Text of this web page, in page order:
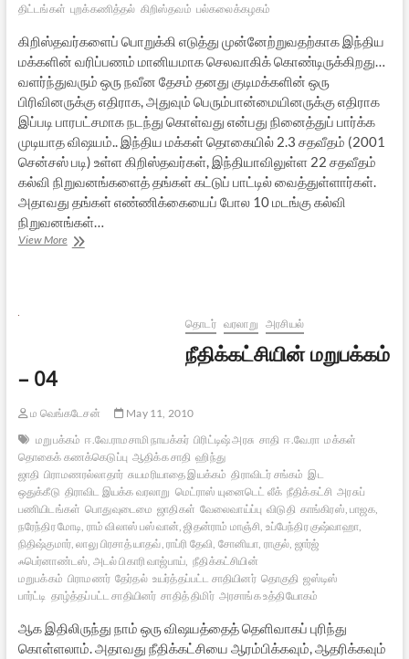
திட்டங்கள் புறக்கணித்தல் கிறிஸ்தவம் பல்கலைக்கழகம்
கிறிஸ்தவர்களைப் பொறுக்கி எடுத்து முன்னேற்றுவதற்காக இந்திய
மக்களின் வரிப்பணம் மானியமாக செலவாகிக் கொண்டிருக்கிறது…
வளர்ந்துவரும் ஒரு நவீன தேசம் தனது குடிமக்களின் ஒரு
பிரிவினருக்கு எதிராக, அதுவும் பெரும்பான்மையினருக்கு எதிராக
இப்படி பாரபட்சமாக நடந்து கொள்வது என்பது நினைத்துப் பார்க்க
முடியாத விஷயம்.. இந்திய மக்கள் தொகையில் 2.3 சதவீதம் (2001
சென்சஸ் படி) உள்ள கிறிஸ்தவர்கள், இந்தியாவிலுள்ள 22 சதவீதம்
கல்வி நிறுவனங்களைத் தங்கள் கட்டுப் பாட்டில் வைத்துள்ளார்கள்.
அதாவது தங்கள் எண்ணிக்கையைப் போல 10 மடங்கு கல்வி
நிறுவனங்கள்…
View Moreஇந்திய
தொடர் வரலாறு அரசியல்
நீதிக்கட்சியின் மறுபக்கம்
– 04
ம வெங்கடேசன்
May 11, 2010
மறுபக்கம் ஈ.வே.ராமசாமி நாயக்கர் பிரிட்டிஷ் அரசு சாதி ஈ.வே.ரா மக்கள்
தொகைக் கணக்கெடுப்பு ஆதிக்க சாதி ஹிந்து
ஜாதி பிராமணரல்லாதார் சுயமரியாதை இயக்கம் திராவிடர் சங்கம் இட
ஒதுக்கீடு திராவிட இயக்க வரலாறு மெட்ராஸ் யுனைடெட் லீக் நீதிக்கட்சி அரசுப்
பணியிடங்கள் பொதுவுடைமை ஜாதிகள் வேலைவாய்ப்பு விடுதி காங்கிரஸ், பாஜக,
நரேந்திர மோடி, ராம் விலாஸ் பஸ்வான், ஜிதன்ராம் மாஞ்சி, உப்பேந்திர குஷ்வாஹா,
நிதிஷ்குமார், லாலு பிரசாத் யாதவ், ராப்ரி தேவி, சோனியா, ராகுல், ஜார்ஜ்
ஃபெர்னாண்டஸ், அடல் பிகாரி வாஜ்பாய், நீதிக்கட்சியின்
மறுபக்கம் பிராமணர் தேர்தல் உயர்த்தப்பட்ட சாதியினர் தொகுதி ஜஸ்டிஸ்
பார்ட்டி தாழ்த்தப்பட்ட சாதியினர் சாதித் திமிர் அரசாங்க உத்தியோகம்
ஆக இதிலிருந்து நாம் ஒரு விஷயத்தைத் தெளிவாகப் புரிந்து
கொள்ளலாம். அதாவது நீதிக்கட்சியை ஆரம்பிக்கவும், ஆதரிக்கவும்